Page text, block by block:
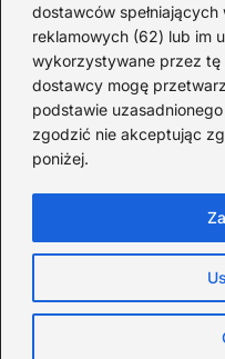
dostawców
reklamowych (62) lub im
wykorzystywane przez
dostawcy mogę
podstawie
zgodzić nie akceptując
poniżej.
ul. Miła 08A, 32-514
477 362 966
F
a
c
b
k
X
L
i
e
n
Strona główna Cookies